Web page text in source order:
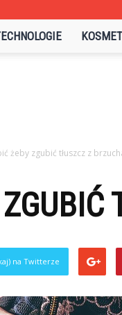
żeby zgubić tłuszcz z
na Twitterze